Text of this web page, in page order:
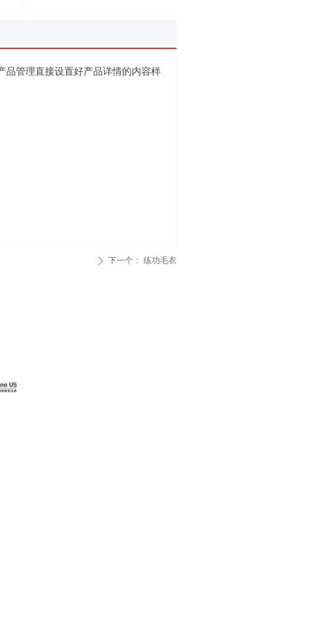
品管理直接设置好产品详情的内容样
ꄲ 下一个： 练功毛衣